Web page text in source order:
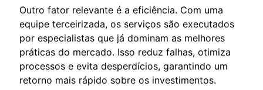
Outro fator relevante é a eficiência. Com uma
equipe terceirizada, os serviços são executados
por especialistas que já dominam as melhores
práticas do mercado. Isso reduz falhas, otimiza
processos e evita desperdícios, garantindo um
retorno mais rápido sobre os investimentos.